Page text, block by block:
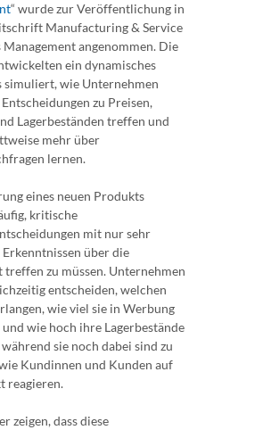
“ wurde zur Veröffentlichung in
Manufacturing & Service
angenommen. Die
ein dynamisches
simuliert, wie Unternehmen
zu Preisen,
Lagerbeständen treffen und
mehr über
lernen.
eines neuen Produkts
kritische
mit nur sehr
Erkenntnissen über die
treffen zu müssen. Unternehmen
entscheiden, welchen
wie viel sie in Werbung
wie hoch ihre Lagerbestände
sie noch dabei sind zu
Kundinnen und Kunden auf
reagieren.
zeigen, dass diese